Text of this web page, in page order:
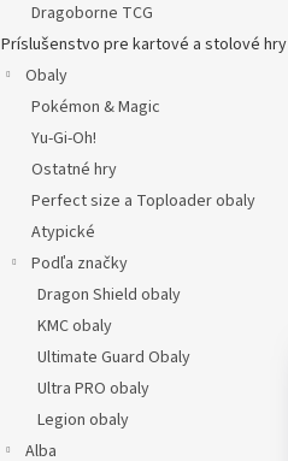
Dragoborne TCG
Príslušenstvo pre kartové a stolové hry
Obaly
Pokémon & Magic
Yu-Gi-Oh!
Ostatné hry
Perfect size a Toploader obaly
Atypické
Podľa značky
Dragon Shield obaly
KMC obaly
Ultimate Guard Obaly
Ultra PRO obaly
Legion obaly
Alba